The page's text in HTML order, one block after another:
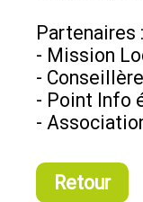
Partenaires :
- Mission
-
- Point Info
-
Retour